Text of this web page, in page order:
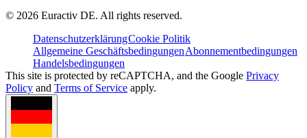
© 2026 Euractiv DE. All rights reserved.
DatenschutzerklärungCookie Politik
Allgemeine GeschäftsbedingungenAbonnementbedingungen
Handelsbedingungen
This site is protected by reCAPTCHA, and the Google Privacy
Policy and Terms of Service apply.